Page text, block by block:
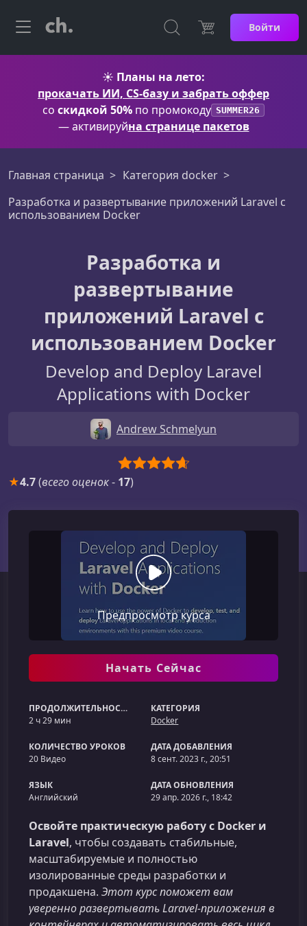
Войти
☀️ Планы на лето:
прокачать ИИ, CS-базу и забрать оффер
со скидкой 50% по промокоду SUMMER26
— активируйна странице пакетов
Главная страница
Категория docker
Разработка и развертывание приложений Laravel с
использованием Docker
Разработка и
развертывание
приложений Laravel с
использованием Docker
Develop and Deploy Laravel
Applications with Docker
Andrew Schmelyun
★4.7(всего оценок- 17)
Предпросмотр курса
Начать Сейчас
ПРОДОЛЖИТЕЛЬНОСТЬ
2 ч 29 мин
КАТЕГОРИЯ
Docker
КОЛИЧЕСТВО УРОКОВ
20 Видео
ДАТА ДОБАВЛЕНИЯ
8 сент. 2023 г., 20:51
ЯЗЫК
Английский
ДАТА ОБНОВЛЕНИЯ
29 апр. 2026 г., 18:42
Освойте практическую работу с Docker и
Laravel, чтобы создавать стабильные,
масштабируемые и полностью
изолированные среды разработки и
продакшена. Этот курс поможет вам
уверенно развертывать Laravel‑приложения в